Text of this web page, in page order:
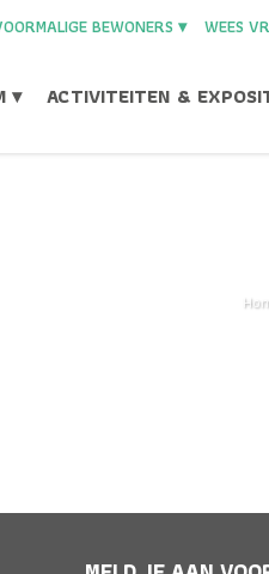
BEWONERS ▾ WEES
▾ ACTIVITEITEN &